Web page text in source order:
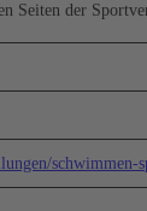
Seiten der
schwimmen-